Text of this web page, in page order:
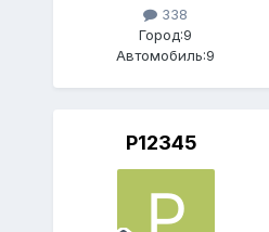
338
Город:9
Автомобиль:9
P12345